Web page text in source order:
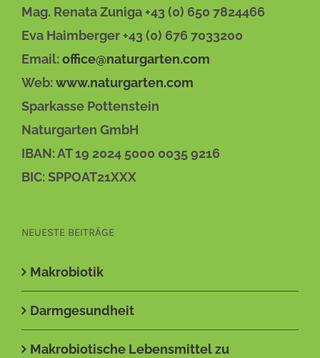
Mag. Renata Zuniga +43 (0) 650 7824466
Eva Haimberger +43 (0) 676 7033200
Email:office@naturgarten.com
Web:www.naturgarten.com
Sparkasse Pottenstein
Naturgarten GmbH
IBAN: AT 19 2024 5000 0035 9216
BIC: SPPOAT21XXX
NEUESTE BEITRÄGE
Makrobiotik
Darmgesundheit
Makrobiotische Lebensmittel zu